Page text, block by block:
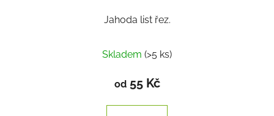
Jahoda list řez.
Skladem (>5 ks)
od55 Kč